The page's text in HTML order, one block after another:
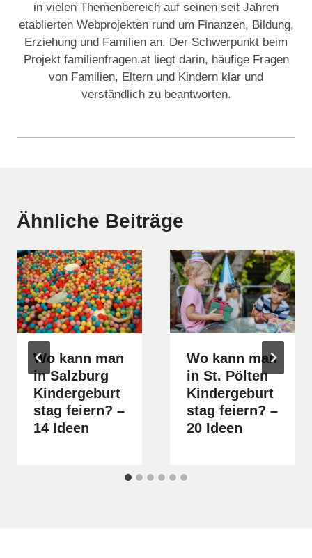
in vielen Themenbereich auf seinen seit Jahren
etablierten Webprojekten rund um Finanzen, Bildung,
Erziehung und Familien an. Der Schwerpunkt beim
Projekt familienfragen.at liegt darin, häufige Fragen
von Familien, Eltern und Kindern klar und
verständlich zu beantworten.
Ähnliche Beiträge
Wo kann man
in Salzburg
Kindergeburt
stag feiern? –
14 Ideen
Wo kann man
in St. Pölten
Kindergeburt
stag feiern? –
20 Ideen